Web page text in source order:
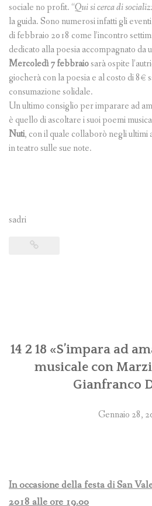
sociale no profit. “Qui si cerca di
la guida. Sono numerosi infatti gli
di febbraio 2018 come l’incontro
dedicato alla poesia accompagnato da
Mercoledì 7 febbraiosarà ospite
giocherà con la poesia e al costo di 8€
consumazione solidale.
Un ultimo consiglio per imparare ad
è quello di ascoltare i suoi poemi
Nuti, con il quale collaborò negli ultimi
in teatro sulle sue note.
sadri
14 2 18 «S’impara ad
musicale con
Gianfranco
Gennaio 28,
In occasione della festa di San
2018 alle ore 19.00